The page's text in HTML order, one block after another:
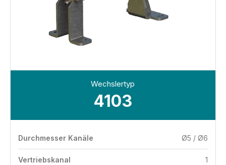
Wechslertyp
4103
Durchmesser Kanäle Ø5 / Ø6
Vertriebskanal 1